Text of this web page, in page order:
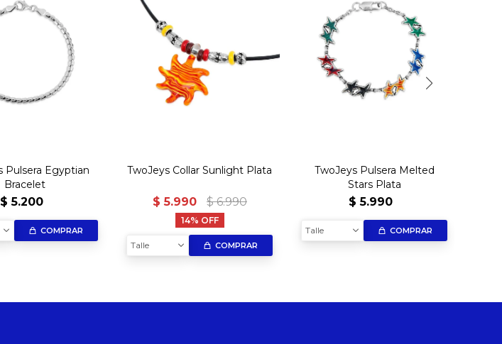
Pulsera Egyptian
Bracelet
$ 5.200
COMPRAR
TwoJeys Collar Sunlight Plata
$ 5.990 $ 6.990
14
Talle COMPRAR
TwoJeys Pulsera Melted
Stars Plata
$ 5.990
Talle COMPRAR